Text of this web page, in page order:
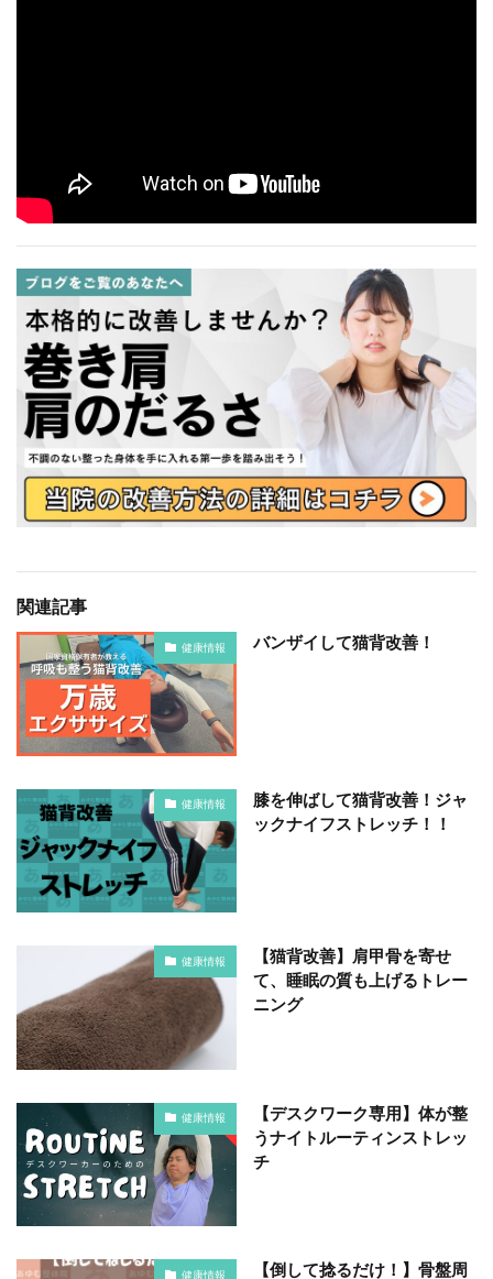
関連記事
健康情報 バンザイして猫背改善！
健康情報
膝を伸ばして猫背改善！ジャ
ックナイフストレッチ！！
健康情報
【猫背改善】肩甲骨を寄せ
て、睡眠の質も上げるトレー
ニング
健康情報
【デスクワーク専用】体が整
うナイトルーティンストレッ
チ
健康情報 【倒して捻るだけ！】骨盤周